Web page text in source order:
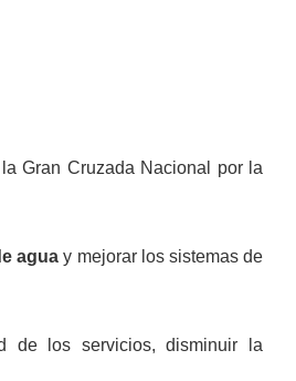
Gran Cruzada Nacional por la
agua y mejorar los sistemas de
de los servicios, disminuir la